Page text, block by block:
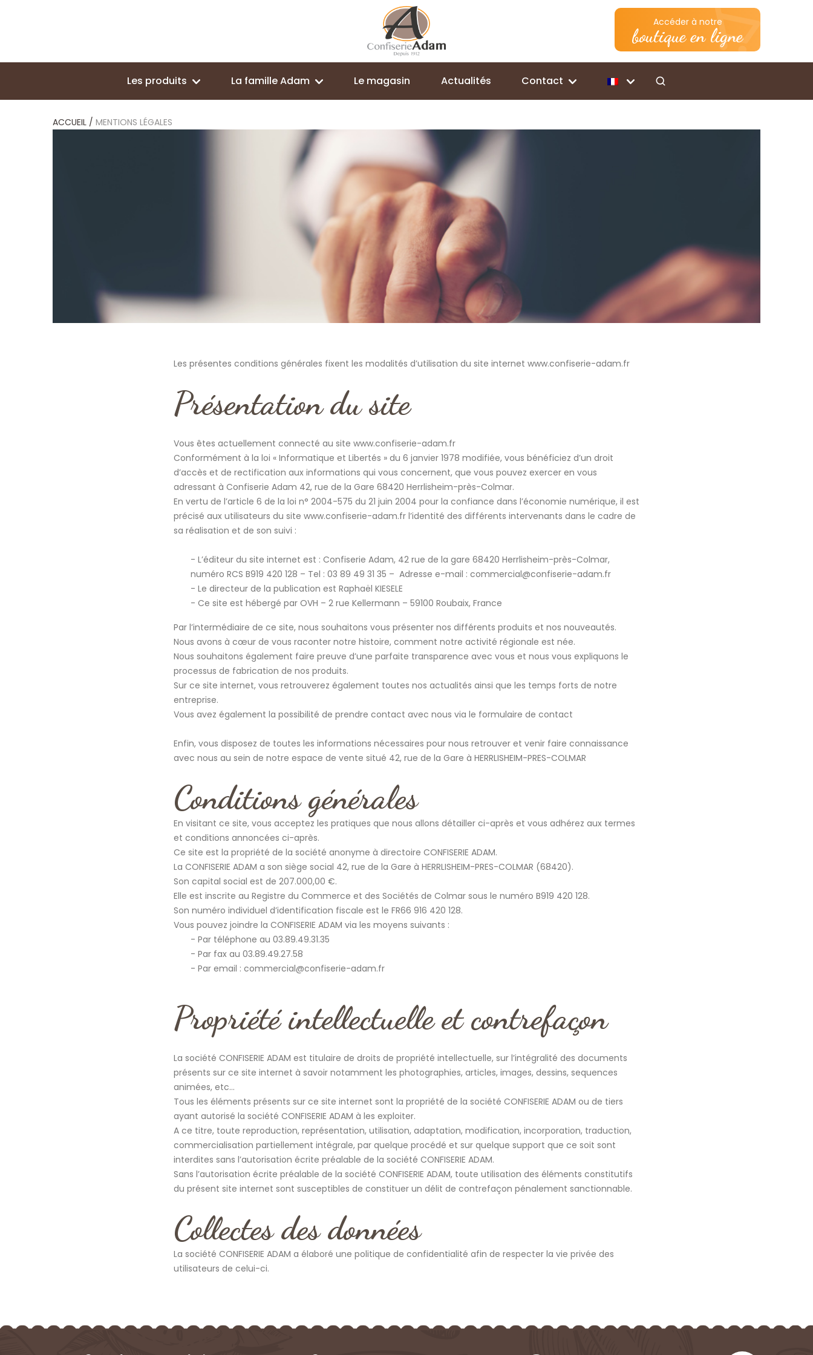
Accéder à notre
boutique en ligne
Les produits La famille Adam Le magasin Actualités Contact
ACCUEIL / MENTIONS LÉGALES
Les présentes conditions générales fixent les modalités d’utilisation du site internet www.confiserie-adam.fr
Présentation du site
Vous êtes actuellement connecté au site www.confiserie-adam.fr
Conformément à la loi « Informatique et Libertés » du 6 janvier 1978 modifiée, vous bénéficiez d’un droit
d’accès et de rectification aux informations qui vous concernent, que vous pouvez exercer en vous
adressant à Confiserie Adam 42, rue de la Gare 68420 Herrlisheim-près-Colmar.
En vertu de l’article 6 de la loi n° 2004-575 du 21 juin 2004 pour la confiance dans l’économie numérique, il est
précisé aux utilisateurs du site www.confiserie-adam.fr l’identité des différents intervenants dans le cadre de
sa réalisation et de son suivi :
L’éditeur du site internet est : Confiserie Adam, 42 rue de la gare 68420 Herrlisheim-près-Colmar,
numéro RCS B919 420 128 – Tel : 03 89 49 31 35 – Adresse e-mail : commercial@confiserie-adam.fr
Le directeur de la publication est Raphaël KIESELE
Ce site est hébergé par OVH – 2 rue Kellermann – 59100 Roubaix, France
Par l’intermédiaire de ce site, nous souhaitons vous présenter nos différents produits et nos nouveautés.
Nous avons à cœur de vous raconter notre histoire, comment notre activité régionale est née.
Nous souhaitons également faire preuve d’une parfaite transparence avec vous et nous vous expliquons le
processus de fabrication de nos produits.
Sur ce site internet, vous retrouverez également toutes nos actualités ainsi que les temps forts de notre
entreprise.
Vous avez également la possibilité de prendre contact avec nous via le formulaire de contact
Enfin, vous disposez de toutes les informations nécessaires pour nous retrouver et venir faire connaissance
avec nous au sein de notre espace de vente situé 42, rue de la Gare à HERRLISHEIM-PRES-COLMAR
Conditions générales
En visitant ce site, vous acceptez les pratiques que nous allons détailler ci-après et vous adhérez aux termes
et conditions annoncées ci-après.
Ce site est la propriété de la société anonyme à directoire CONFISERIE ADAM.
La CONFISERIE ADAM a son siège social 42, rue de la Gare à HERRLISHEIM-PRES-COLMAR (68420).
Son capital social est de 207.000,00 €.
Elle est inscrite au Registre du Commerce et des Sociétés de Colmar sous le numéro B919 420 128.
Son numéro individuel d’identification fiscale est le FR66 916 420 128.
Vous pouvez joindre la CONFISERIE ADAM via les moyens suivants :
Par téléphone au 03.89.49.31.35
Par fax au 03.89.49.27.58
Par email : commercial@confiserie-adam.fr
Propriété intellectuelle et contrefaçon
La société CONFISERIE ADAM est titulaire de droits de propriété intellectuelle, sur l’intégralité des documents
présents sur ce site internet à savoir notamment les photographies, articles, images, dessins, sequences
animées, etc…
Tous les éléments présents sur ce site internet sont la propriété de la société CONFISERIE ADAM ou de tiers
ayant autorisé la société CONFISERIE ADAM à les exploiter.
A ce titre, toute reproduction, représentation, utilisation, adaptation, modification, incorporation, traduction,
commercialisation partiellement intégrale, par quelque procédé et sur quelque support que ce soit sont
interdites sans l’autorisation écrite préalable de la société CONFISERIE ADAM.
Sans l’autorisation écrite préalable de la société CONFISERIE ADAM, toute utilisation des éléments constitutifs
du présent site internet sont susceptibles de constituer un délit de contrefaçon pénalement sanctionnable.
Collectes des données
La société CONFISERIE ADAM a élaboré une politique de confidentialité afin de respecter la vie privée des
utilisateurs de celui-ci.